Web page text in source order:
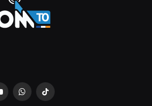
WhatsAppTikTok